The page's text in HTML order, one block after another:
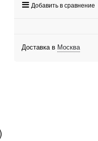
Добавить в сравнение
Доставка в Москва